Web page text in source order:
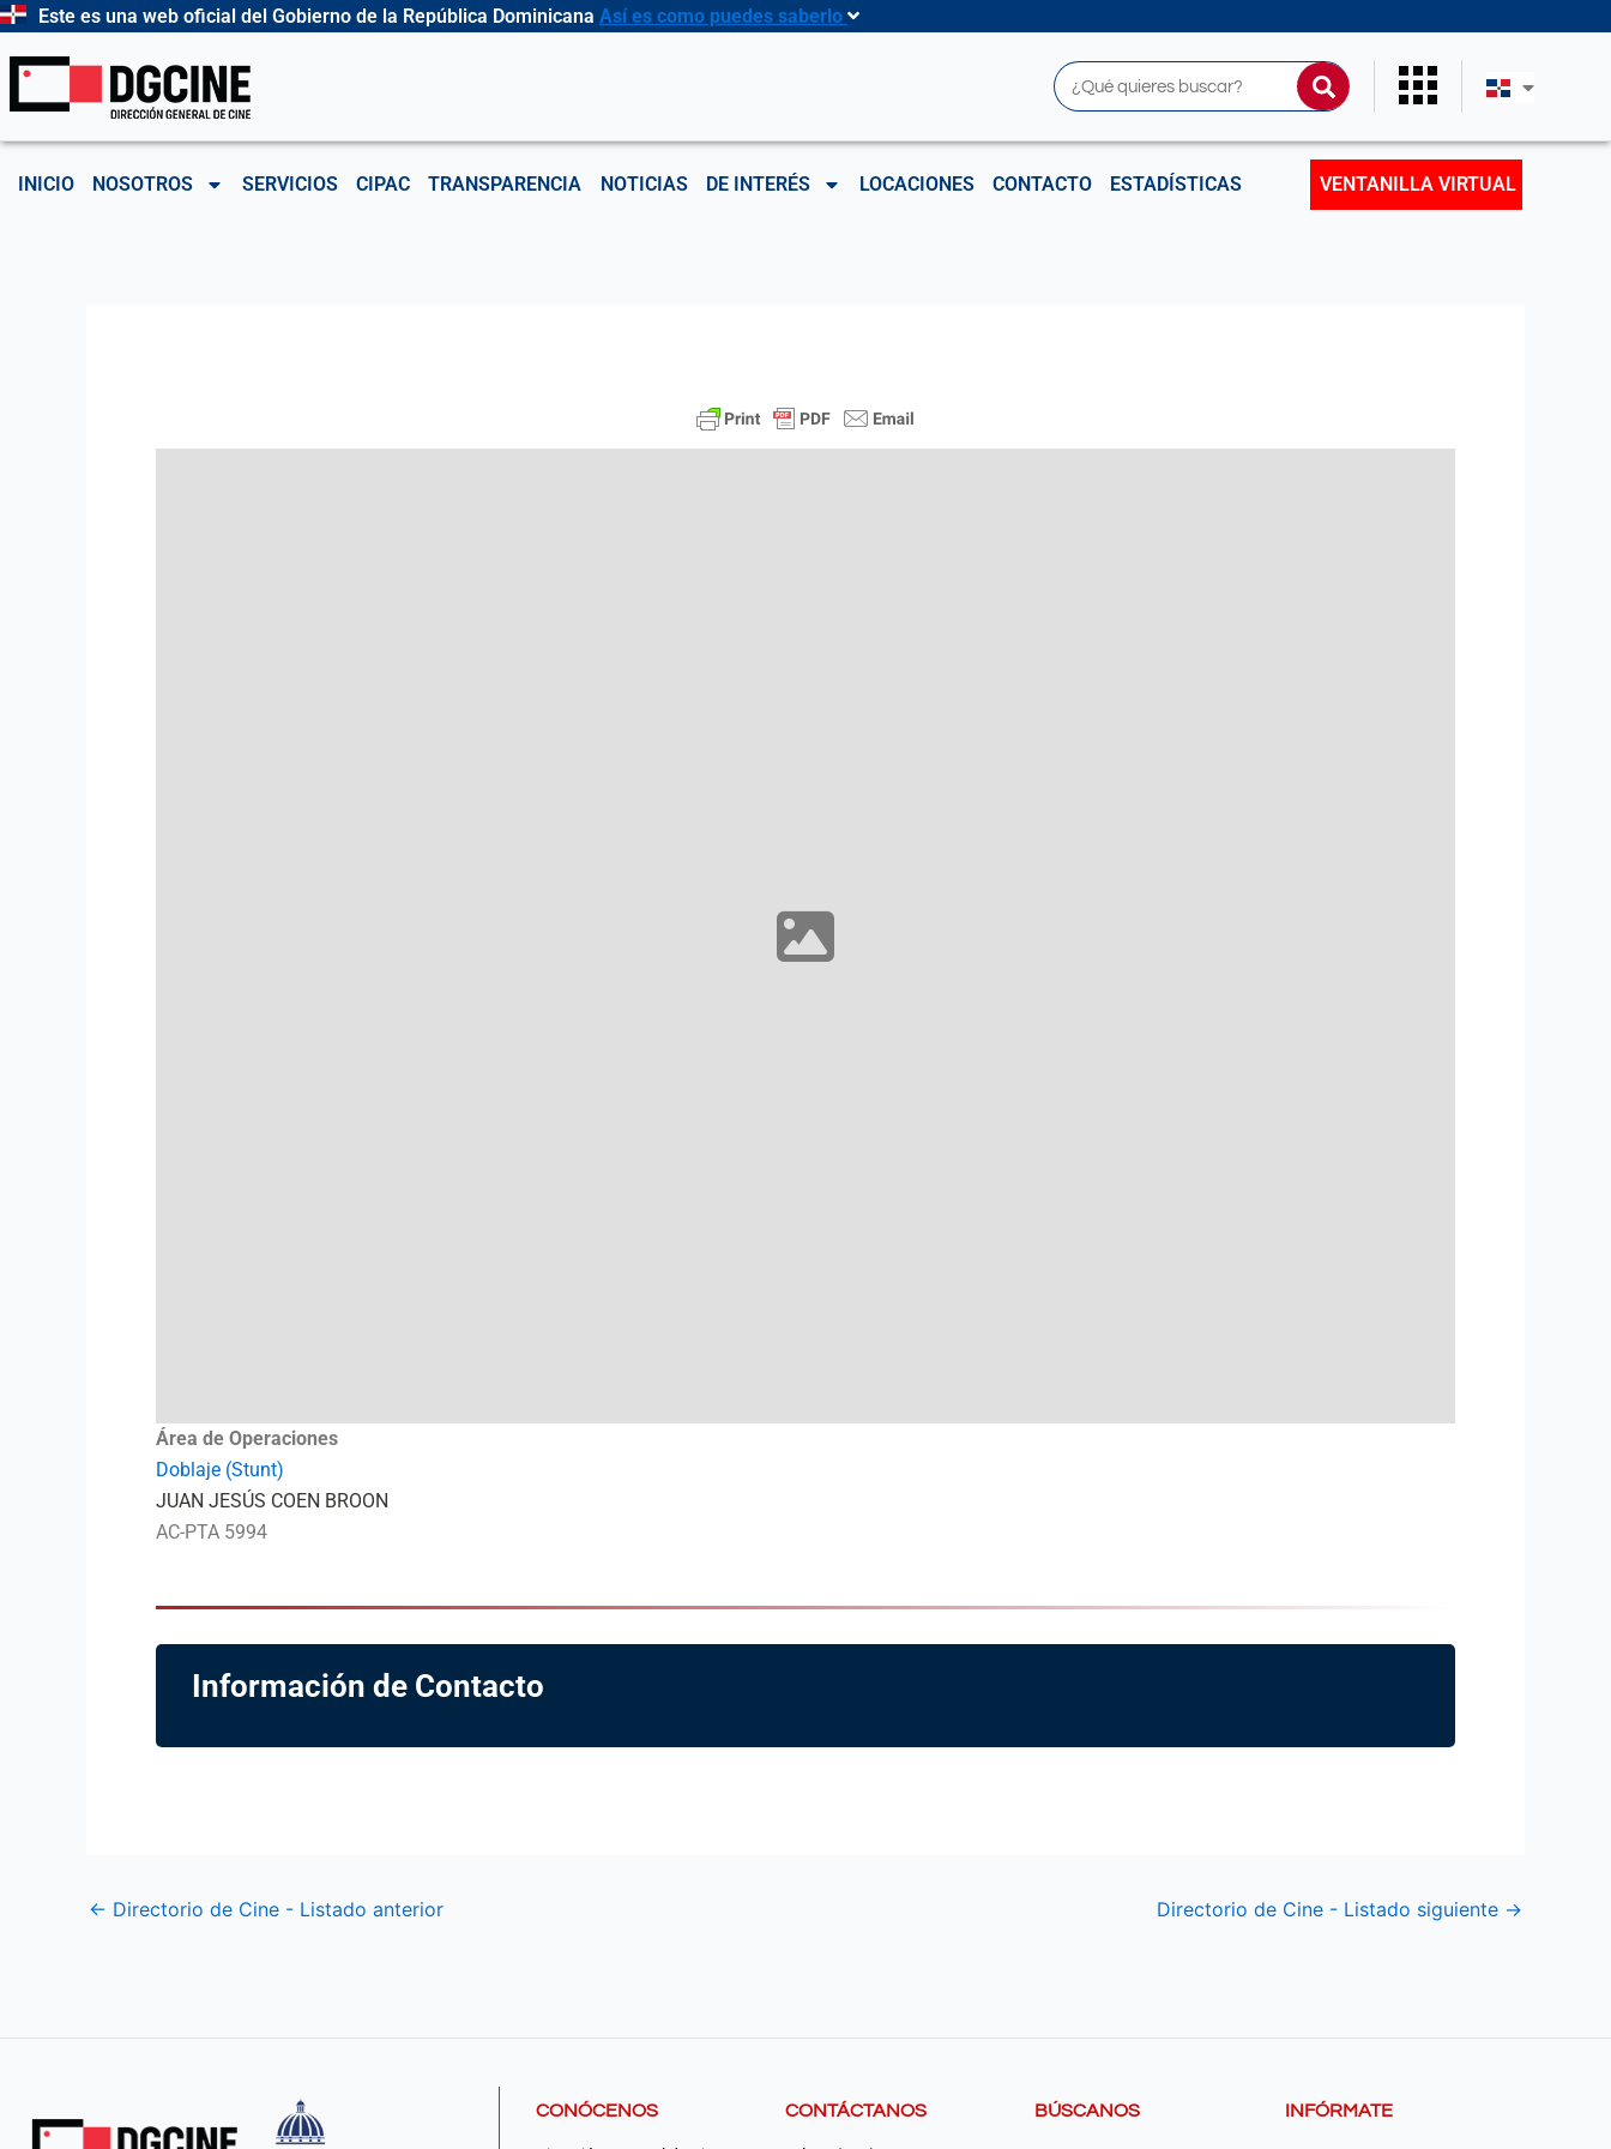
Ir
contenido
Este es una web oficial del Gobierno de la República Dominicana Así es como puedes saberlo
Buscar
INICIO NOSOTROS SERVICIOS CIPAC TRANSPARENCIA NOTICIAS DE INTERÉS LOCACIONES CONTACTO ESTADÍSTICAS VENTANILLA VIRTUAL
Área de Operaciones
Doblaje (Stunt)
JUAN JESÚS COEN BROON
AC-PTA 5994
Información de Contacto
← Directorio de Cine - Listado anterior Directorio de Cine - Listado siguiente →
CONÓCENOS CONTÁCTANOS BÚSCANOS INFÓRMATE